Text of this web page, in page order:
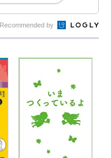
Recommended by